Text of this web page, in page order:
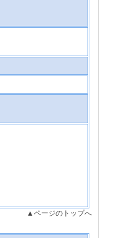
▲ページのトップへ